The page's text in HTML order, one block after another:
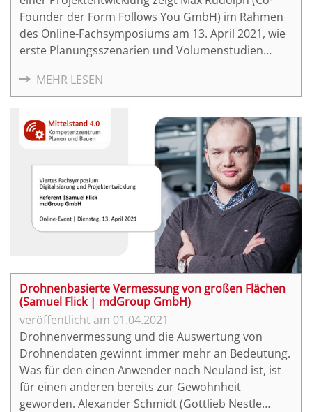
Founder der Form Follows You GmbH) im Rahmen
des Online-Fachsymposiums am 13. April 2021, wie
erste Planungsszenarien und Volumenstudien
und erprobt werden können. Der Vortrag gibt einen
Einblick in die dynamischen Planungswerkzeuge,
die das Innovationsbüro Form Follows You in enger
Kooperation mit der Berliner Wohnungswirtschaft
MEHR LESEN
Drohnenbasierte Vermessung von großen Flächen
(Samuel Flick | mdGroup GmbH)
01.04.2021
Drohnenvermessung und die Auswertung von
Drohnendaten gewinnt immer mehr an Bedeutung.
Was für den einen Anwender noch Neuland ist, ist
für einen anderen bereits zur Gewohnheit
geworden. Alexander Schmidt (Gottlieb Nestle